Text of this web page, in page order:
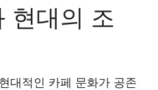
현대의 조
대적인 카페 문화가 공존